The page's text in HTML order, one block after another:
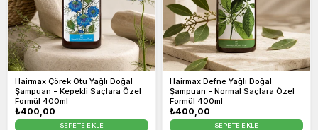
Hairmax Çörek Otu Yağlı Doğal
Şampuan - Kepekli Saçlara Özel
Formül 400ml
Normal
fiyat
₺400,00
SEPETE EKLE
Hairmax Defne Yağlı Doğal
Şampuan - Normal Saçlara Özel
Formül 400ml
Normal
fiyat
₺400,00
SEPETE EKLE